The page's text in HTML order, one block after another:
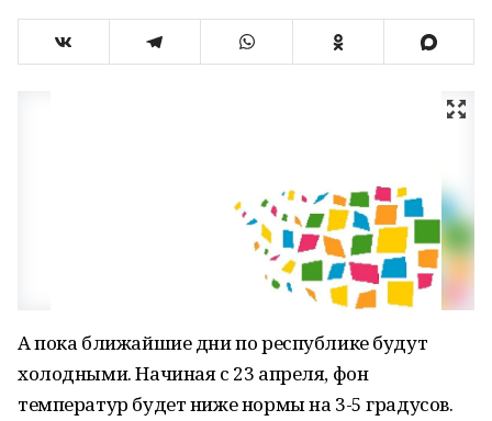
А пока ближайшие дни по республике будут
холодными. Начиная с 23 апреля, фон
температур будет ниже нормы на 3-5 градусов.